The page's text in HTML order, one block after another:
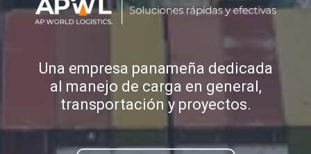
Una empresa panameña dedicada
al manejo de carga en general,
transportación y proyectos.